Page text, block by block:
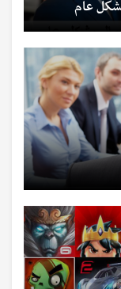
عام